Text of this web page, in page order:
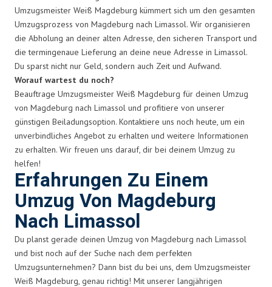
Umzugsmeister Weiß Magdeburg kümmert sich um den gesamten
Umzugsprozess von Magdeburg nach Limassol. Wir organisieren
die Abholung an deiner alten Adresse, den sicheren Transport und
die termingenaue Lieferung an deine neue Adresse in Limassol.
Du sparst nicht nur Geld, sondern auch Zeit und Aufwand.
Worauf wartest du noch?
Beauftrage Umzugsmeister Weiß Magdeburg für deinen Umzug
von Magdeburg nach Limassol und profitiere von unserer
günstigen Beiladungsoption. Kontaktiere uns noch heute, um ein
unverbindliches Angebot zu erhalten und weitere Informationen
zu erhalten. Wir freuen uns darauf, dir bei deinem Umzug zu
helfen!
Erfahrungen Zu Einem
Umzug Von Magdeburg
Nach Limassol
Du planst gerade deinen Umzug von Magdeburg nach Limassol
und bist noch auf der Suche nach dem perfekten
Umzugsunternehmen? Dann bist du bei uns, dem Umzugsmeister
Weiß Magdeburg, genau richtig! Mit unserer langjährigen